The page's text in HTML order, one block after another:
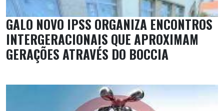
GALO NOVO IPSS ORGANIZA ENCONTROS
INTERGERACIONAIS QUE APROXIMAM
GERAÇÕES ATRAVÉS DO BOCCIA